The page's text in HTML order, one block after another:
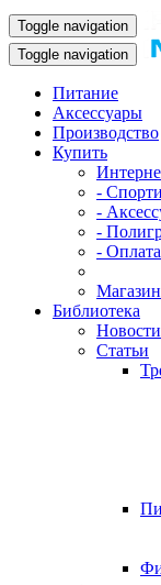
Toggle navigation
Toggle navigation
Питание
Аксессуары
Производство
Купить
-
-
-
-
Библиотека
Новости
Статьи